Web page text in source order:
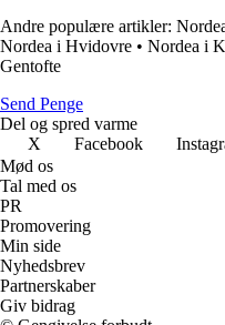
Andre populære artikler:
Nordea i Hvidovre • Nordea i
Gentofte
Send Penge
Del og spred varme
X
Facebook
Mød os
Tal med os
PR
Promovering
Min side
Nyhedsbrev
Partnerskaber
Giv bidrag